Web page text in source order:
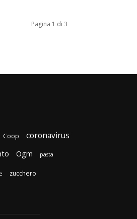
Pagina 1 di 3
Coop coronavirus
Ogm pasta
zucchero